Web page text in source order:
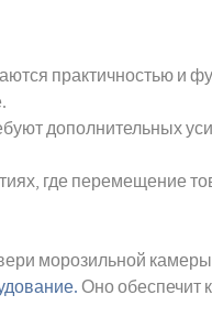
практичностью и
дополнительных
где перемещение
морозильной камеры
Оно обеспечит